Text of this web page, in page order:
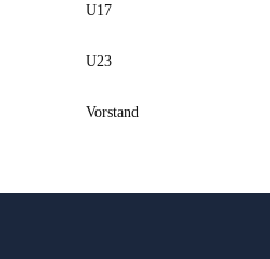
U17
U23
Vorstand